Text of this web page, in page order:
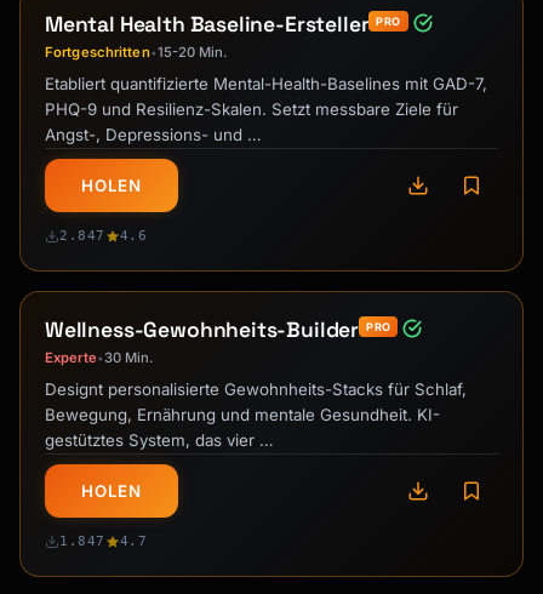
Mental Health Baseline-Ersteller PRO
Fortgeschritten•15-20 Min.
Etabliert quantifizierte Mental-Health-Baselines mit GAD-7,
PHQ-9 und Resilienz-Skalen. Setzt messbare Ziele für
Angst-, Depressions- und …
HOLEN
2.847 4.6
Wellness-Gewohnheits-Builder PRO
Experte•30 Min.
Designt personalisierte Gewohnheits-Stacks für Schlaf,
Bewegung, Ernährung und mentale Gesundheit. KI-
gestütztes System, das vier …
HOLEN
1.847 4.7
Kai
Kursfinder · für dich da